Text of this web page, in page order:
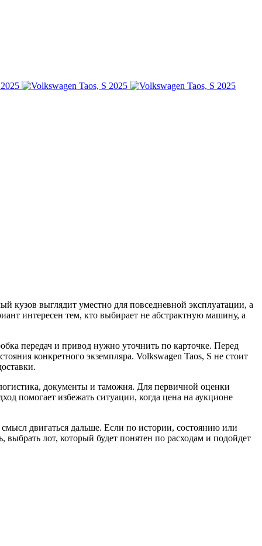
кузов выглядит уместно для повседневной эксплуатации, а
интересен тем, кто выбирает не абстрактную машину, а
передач и привод нужно уточнить по карточке. Перед
конкретного экземпляра. Volkswagen Taos, S не стоит
документы и таможня. Для первичной оценки
помогает избежать ситуации, когда цена на аукционе
двигаться дальше. Если по истории, состоянию или
выбрать лот, который будет понятен по расходам и подойдет